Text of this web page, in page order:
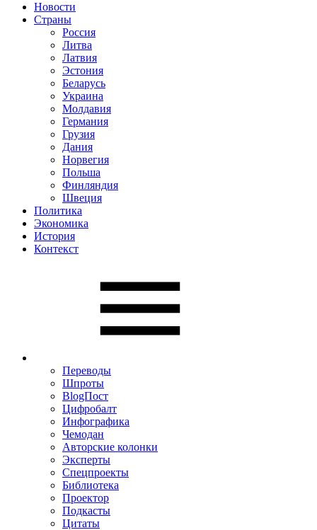
Новости
Страны
Россия
Литва
Латвия
Эстония
Беларусь
Украина
Молдавия
Германия
Грузия
Дания
Норвегия
Польша
Финляндия
Швеция
Политика
Экономика
История
Контекст
Переводы
Шпроты
BlogПост
Цифробалт
Инфографика
Чемодан
Авторские колонки
Эксперты
Спецпроекты
Библиотека
Проектор
Подкасты
Цитаты